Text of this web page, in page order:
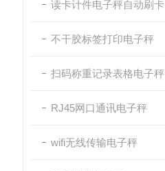
读卡计件电子秤自动刷卡
不干胶标签打印电子秤
扫码称重记录表格电子秤
RJ45网口通讯电子秤
wifi无线传输电子秤